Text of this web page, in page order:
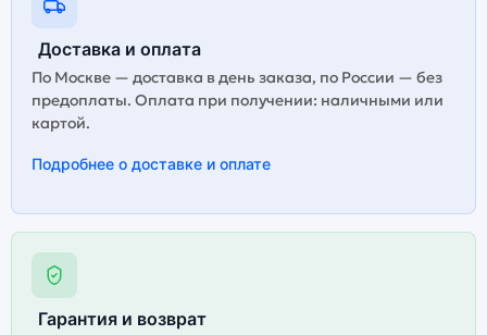
Доставка и оплата
По Москве — доставка в день заказа, по России — без
предоплаты. Оплата при получении: наличными или
картой.
Подробнее о доставке и оплате
Гарантия и возврат